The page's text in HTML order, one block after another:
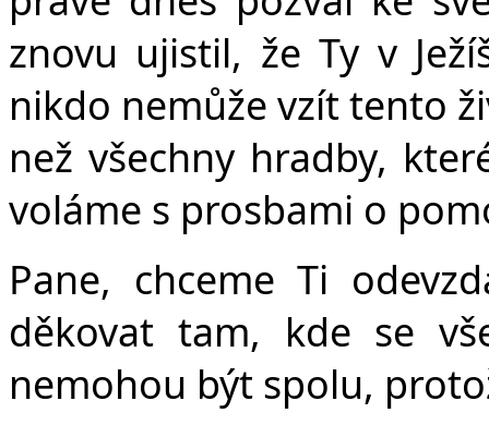
znovu ujistil, že Ty v
nikdo nemůže vzít tento
než všechny hradby,
voláme s prosbami o
Pane, chceme Ti
děkovat tam, kde se
nemohou být spolu,